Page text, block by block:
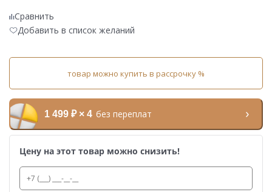
Сравнить
Добавить в список желаний
товар можно купить в рассрочку %
1 499 ₽ × 4 без переплат
Цену на этот товар можно снизить!